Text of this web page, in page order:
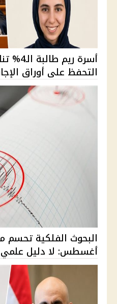
أسرة
التحفظ على أوراق
أغسطس: لا دليل